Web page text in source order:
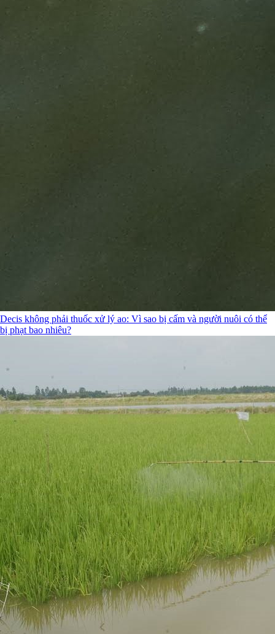
Decis không phải thuốc xử lý ao: Vì sao bị cấm và người nuôi có thể
bị phạt bao nhiêu?